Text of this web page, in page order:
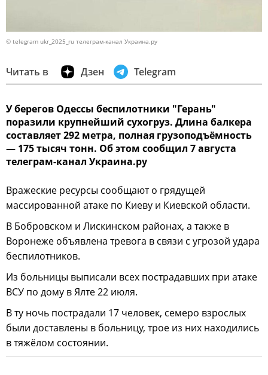
© telegram ukr_2025_ru телеграм-канал Украина.ру
Читать в Дзен Telegram
У берегов Одессы беспилотники "Герань"
поразили крупнейший сухогруз. Длина балкера
составляет 292 метра, полная грузоподъёмность
— 175 тысяч тонн. Об этом сообщил 7 августа
телеграм-канал Украина.ру
Вражеские ресурсы сообщают о грядущей
массированной атаке по Киеву и Киевской области.
В Бобровском и Лискинском районах, а также в
Воронеже объявлена тревога в связи с угрозой удара
беспилотников.
Из больницы выписали всех пострадавших при атаке
ВСУ по дому в Ялте 22 июля.
В ту ночь пострадали 17 человек, семеро взрослых
были доставлены в больницу, трое из них находились
в тяжёлом состоянии.